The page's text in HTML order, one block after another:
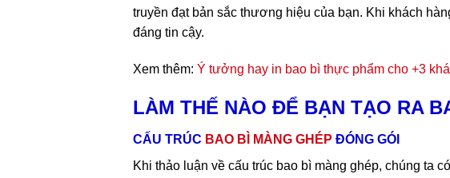
truyền đạt bản sắc thương hiệu của bạn. Khi khách
đáng tin cậy.
Xem thêm:Ý tưởng hay in bao bì thực phẩm cho +3
LÀM THẾ NÀO ĐỂ BẠN TẠO RA
CẤU TRÚC BAO BÌ MÀNG GHÉP ĐÓNG GÓI
Khi thảo luận về cấu trúc bao bì màng ghép, chúng ta